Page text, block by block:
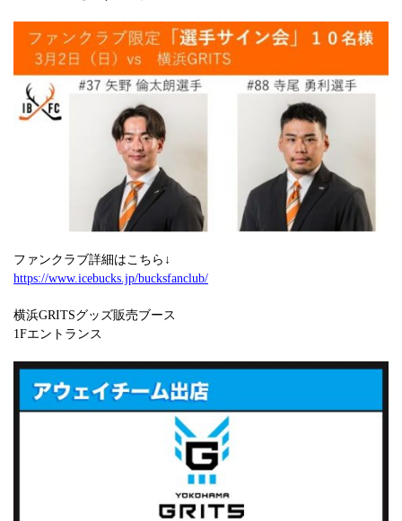
ファンクラブ詳細はこちら↓
https://www.icebucks.jp/bucksfanclub/
横浜GRITSグッズ販売ブース
1Fエントランス